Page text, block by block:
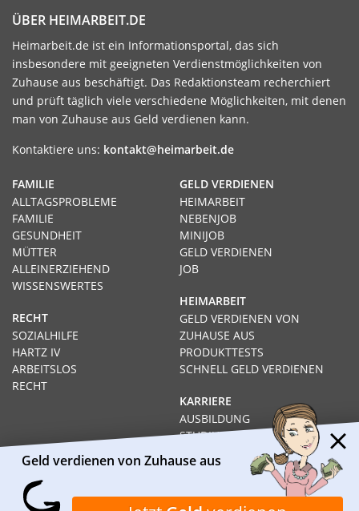
ÜBER HEIMARBEIT.DE
Heimarbeit.de ist ein Informationsportal, das sich
insbesondere mit geeigneten Verdienstmöglichkeiten von
Zuhause aus beschäftigt. Das Redaktionsteam recherchiert
und prüft täglich viele verschiedene Möglichkeiten, mit denen
man von Zuhause aus Geld verdienen kann.
Kontaktiere uns: kontakt@heimarbeit.de
GELD VERDIENEN
HEIMARBEIT
NEBENJOB
MINIJOB
GELD VERDIENEN
JOB
HEIMARBEIT
GELD VERDIENEN VON
ZUHAUSE AUS
PRODUKTTESTS
SCHNELL GELD VERDIENEN
KARRIERE
AUSBILDUNG
STUDIUM
FERNSTUDIUM
GEHÄLTER
FAMILIE
ALLTAGSPROBLEME
FAMILIE
GESUNDHEIT
MÜTTER
ALLEINERZIEHEND
WISSENSWERTES
RECHT
SOZIALHILFE
HARTZ IV
ARBEITSLOS
RECHT
Impressum Datenschutz Kontakt Über Heimarbeit.de
Geld verdienen von Zuhause aus